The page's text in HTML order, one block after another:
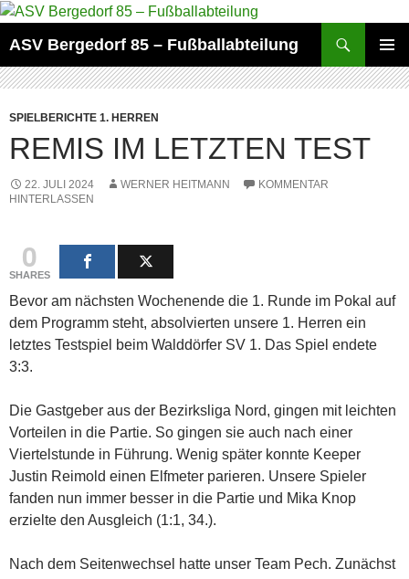
Zum
springen
ASV Bergedorf 85 – Fußballabteilung
MENÜ
SPIELBERICHTE 1. HERREN
REMIS IM LETZTEN TEST
22. JULI 2024 WERNER HEITMANN
KOMMENTAR
HINTERLASSEN
0
SHARES
Bevor am nächsten Wochenende die 1. Runde im Pokal auf
dem Programm steht, absolvierten unsere 1. Herren ein
letztes Testspiel beim Walddörfer SV 1. Das Spiel endete
3:3.
Die Gastgeber aus der Bezirksliga Nord, gingen mit leichten
Vorteilen in die Partie. So gingen sie auch nach einer
Viertelstunde in Führung. Wenig später konnte Keeper
Justin Reimold einen Elfmeter parieren. Unsere Spieler
fanden nun immer besser in die Partie und Mika Knop
erzielte den Ausgleich (1:1, 34.).
Nach dem Seitenwechsel hatte unser Team Pech. Zunächst